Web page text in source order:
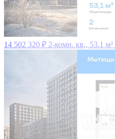
14 502 320 ₽ 2-комн. кв., 53.1 м²